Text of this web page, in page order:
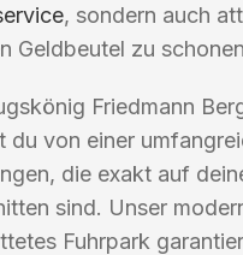
, sondern auch
Geldbeutel zu
Friedmann
du von einer
die exakt auf
sind. Unser
Fuhrpark